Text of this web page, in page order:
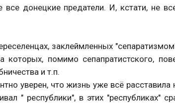
донецкие предатели. И, кстати, не
заклеймленных
которых, помимо сепапратистского,
и т.п.
уверен, что жизнь уже всё расставила
" республики", в этих "республиках"